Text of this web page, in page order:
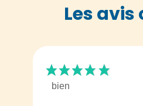
Les
bien